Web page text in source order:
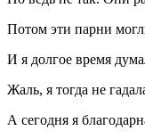
Потом эти парни
И я долгое время
Жаль, я тогда не
А сегодня я